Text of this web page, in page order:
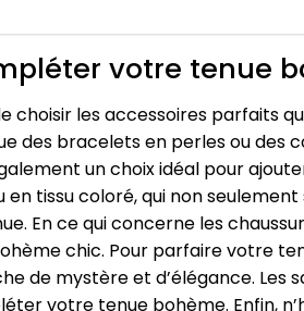
votre tenue
choisir les accessoires parfaits
des bracelets en perles ou des
un choix idéal pour
en tissu coloré, qui non
En ce qui concerne les
chic. Pour parfaire votre
de mystère et d’élégance. Les
votre tenue bohème. Enfin,